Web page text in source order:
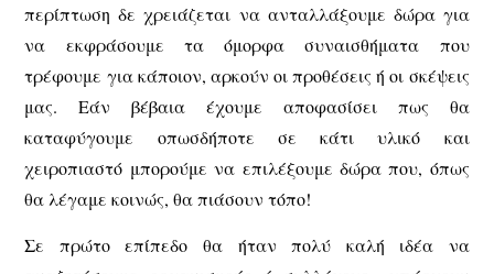
περίπτωση δε χρειάζεται να ανταλλάξουμε δώρα για
να εκφράσουμε τα όμορφα συναισθήματα που
τρέφουμε για κάποιον, αρκούν οι προθέσεις ή οι σκέψεις
μας. Εάν βέβαια έχουμε αποφασίσει πως θα
καταφύγουμε οπωσδήποτε σε κάτι υλικό και
χειροπιαστό μπορούμε να επιλέξουμε δώρα που, όπως
θα λέγαμε κοινώς, θα πιάσουν τόπο!
Σε πρώτο επίπεδο θα ήταν πολύ καλή ιδέα να